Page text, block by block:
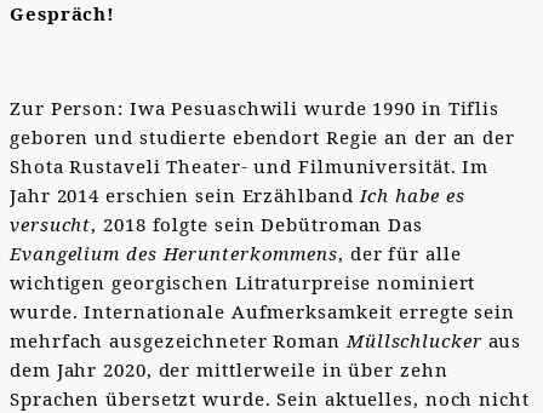
Gespräch!
Zur Person: Iwa Pesuaschwili wurde 1990 in Tiflis
geboren und studierte ebendort Regie an der an der
Shota Rustaveli Theater- und Filmuniversität. Im
Jahr 2014 erschien sein ErzählbandIch habe es
versucht, 2018 folgte sein Debütroman Das
Evangelium des Herunterkommens, der für alle
wichtigen georgischen Litraturpreise nominiert
wurde. Internationale Aufmerksamkeit erregte sein
mehrfach ausgezeichneter RomanMüllschlucker aus
dem Jahr 2020, der mittlerweile in über zehn
Sprachen übersetzt wurde. Sein aktuelles, noch nicht